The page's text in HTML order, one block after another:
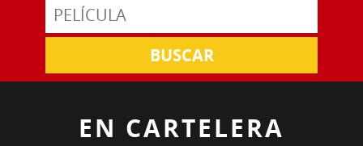
EN CARTELERA